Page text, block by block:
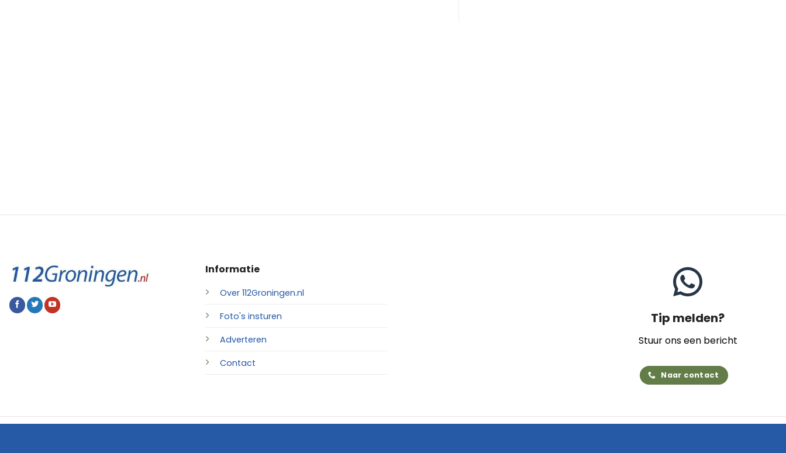
Informatie
Over 112Groningen.nl
Foto's insturen
Adverteren
Contact
Tip melden?
Stuur ons een bericht
Naar contact